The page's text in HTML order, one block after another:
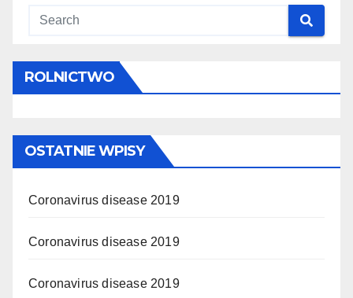
ROLNICTWO
OSTATNIE WPISY
Coronavirus disease 2019
Coronavirus disease 2019
Coronavirus disease 2019